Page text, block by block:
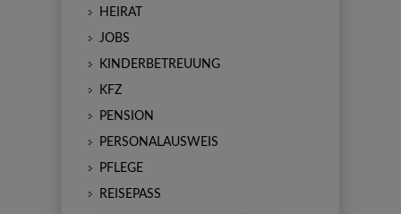
HEIRAT
JOBS
KINDERBETREUUNG
KFZ
PENSION
PERSONALAUSWEIS
PFLEGE
REISEPASS